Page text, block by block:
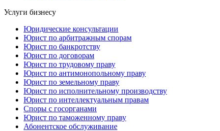
Услуги бизнесу
Юридические консультации
Юрист по арбитражным спорам
Юрист по банкротству
Юрист по договорам
Юрист по трудовому праву
Юрист по антимонопольному праву
Юрист по земельному праву
Юрист по исполнительному производству
Юрист по интеллектуальным правам
Споры с госорганами
Юрист по таможенному праву
Абонентское обслуживание